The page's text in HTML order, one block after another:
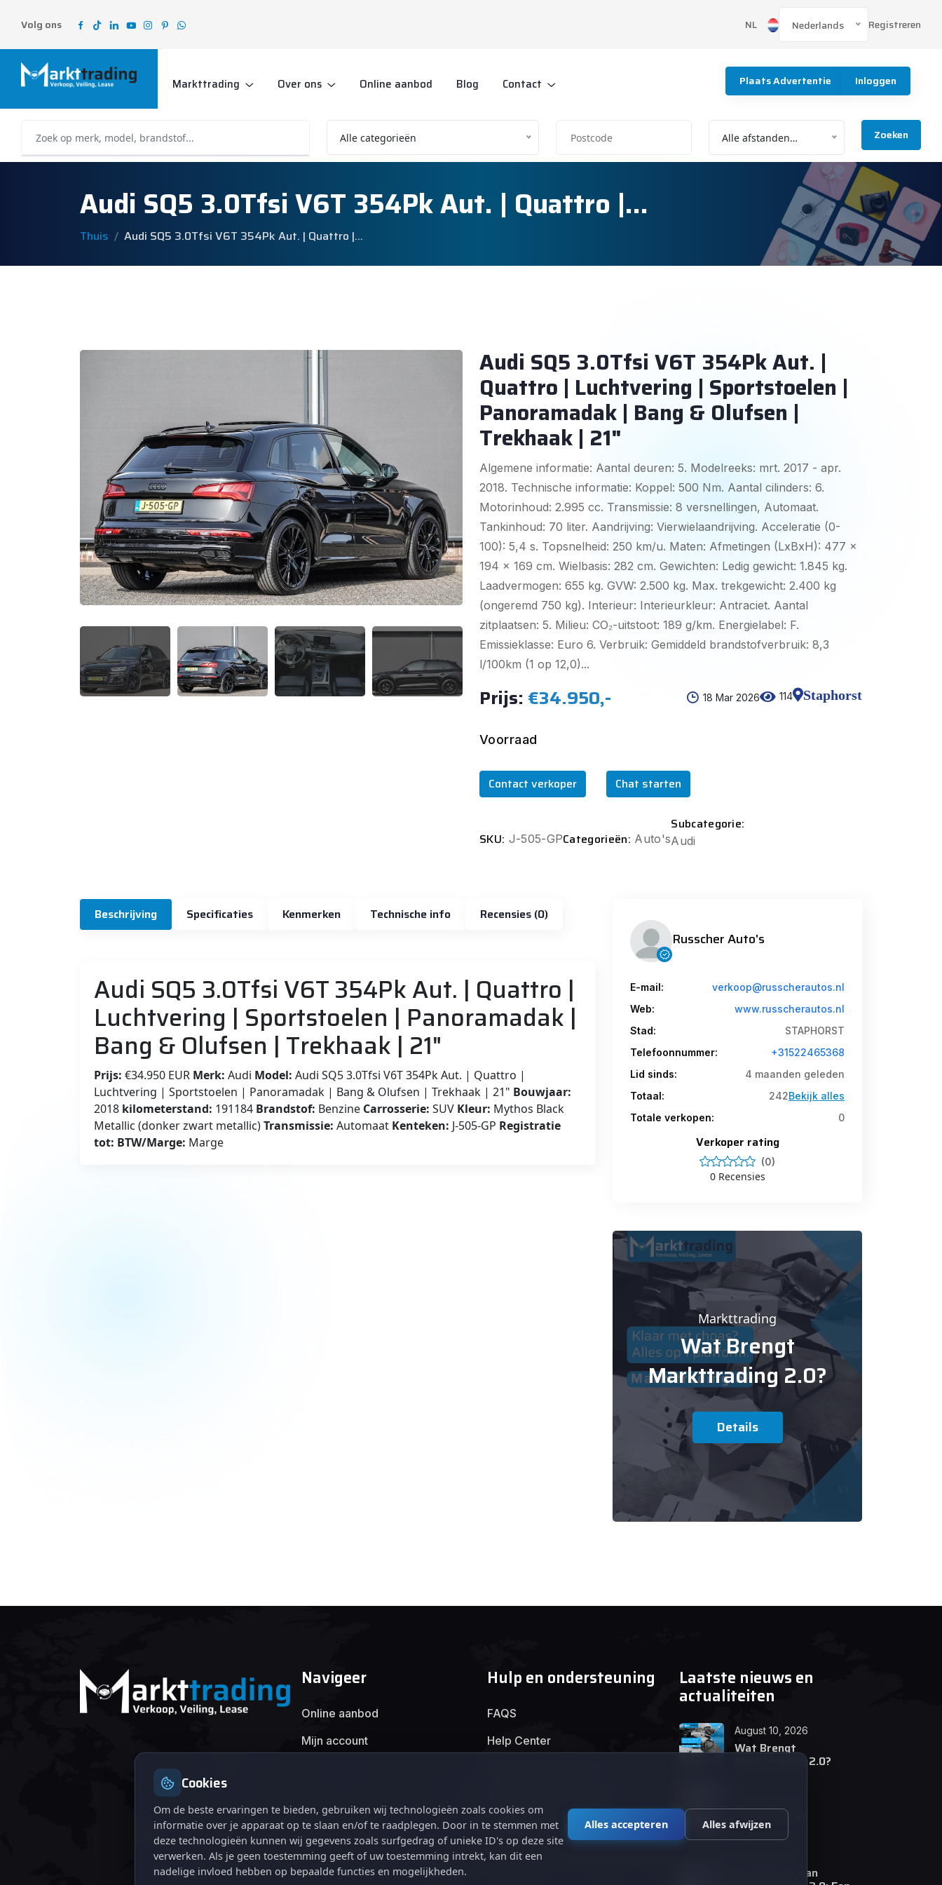
Volg ons NL Nederlands Registreren
Markttrading Over ons Online aanbod Blog Contact Plaats Advertentie Inloggen
Alle categorieën Alle afstanden… Zoeken
Audi SQ5 3.0Tfsi V6T 354Pk Aut. | Quattro |…
Thuis Audi SQ5 3.0Tfsi V6T 354Pk Aut. | Quattro |…
Audi SQ5 3.0Tfsi V6T 354Pk Aut. |
Quattro | Luchtvering | Sportstoelen |
Panoramadak | Bang & Olufsen |
Trekhaak | 21"
Algemene informatie: Aantal deuren: 5. Modelreeks: mrt. 2017 - apr.
2018. Technische informatie: Koppel: 500 Nm. Aantal cilinders: 6.
Motorinhoud: 2.995 cc. Transmissie: 8 versnellingen, Automaat.
Tankinhoud: 70 liter. Aandrijving: Vierwielaandrijving. Acceleratie (0-
100): 5,4 s. Topsnelheid: 250 km/u. Maten: Afmetingen (LxBxH): 477 x
194 x 169 cm. Wielbasis: 282 cm. Gewichten: Ledig gewicht: 1.845 kg.
Laadvermogen: 655 kg. GVW: 2.500 kg. Max. trekgewicht: 2.400 kg
(ongeremd 750 kg). Interieur: Interieurkleur: Antraciet. Aantal
zitplaatsen: 5. Milieu: CO₂-uitstoot: 189 g/km. Energielabel: F.
Emissieklasse: Euro 6. Verbruik: Gemiddeld brandstofverbruik: 8,3
l/100km (1 op 12,0)...
Prijs: €34.950,- 18 Mar 2026 114 Staphorst
Voorraad
Contact verkoper Chat starten
SKU: J-505-GPCategorieën: Auto's
Subcategorie:
Audi
Beschrijving Specificaties Kenmerken Technische info Recensies (0)
Audi SQ5 3.0Tfsi V6T 354Pk Aut. | Quattro |
Luchtvering | Sportstoelen | Panoramadak |
Bang & Olufsen | Trekhaak | 21"
Prijs: €34.950 EUR Merk: Audi Model: Audi SQ5 3.0Tfsi V6T 354Pk Aut. | Quattro |
Luchtvering | Sportstoelen | Panoramadak | Bang & Olufsen | Trekhaak | 21" Bouwjaar:
2018 kilometerstand: 191184 Brandstof: Benzine Carrosserie: SUV Kleur: Mythos Black
Metallic (donker zwart metallic)Transmissie: Automaat Kenteken: J-505-GP Registratie
tot: BTW/Marge: Marge
Russcher Auto's
E-mail:
verkoop@russcherautos.nl
Web:
www.russcherautos.nl
Stad:
STAPHORST
Telefoonnummer:
+31522465368
Lid sinds:
4 maanden geleden
Totaal:
242Bekijk alles
Totale verkopen:
0
Verkoper rating
(0)
0 Recensies
Markttrading
Wat Brengt
Markttrading 2.0?
Details
Navigeer
Online aanbod
Mijn account
Hulp en ondersteuning
FAQS
Help Center
Privacybeleid
Laatste nieuws en
actualiteiten
August 10, 2026
Wat Brengt
Markttrading 2.0?
Tips en Tricks
De opkomst van
Cookies
Om de beste ervaringen te bieden, gebruiken wij technologieën zoals cookies om
informatie over je apparaat op te slaan en/of te raadplegen. Door in te stemmen met
deze technologieën kunnen wij gegevens zoals surfgedrag of unieke ID's op deze site
verwerken. Als je geen toestemming geeft of uw toestemming intrekt, kan dit een
nadelige invloed hebben op bepaalde functies en mogelijkheden.
Alles accepteren Alles afwijzen